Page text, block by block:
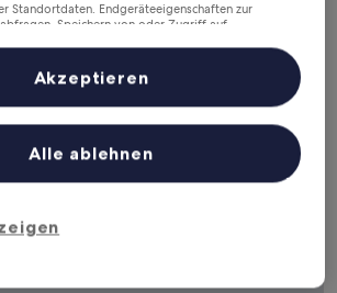
3. Sept.–4. Sept.
Standortdaten. Endgeräteeigenschaften zur
Speichern von oder Zugriff auf
Werbeleistung und der Performance von Inhalten,
sowie Entwicklung und Verbesserung von
(Lieferanten)
Alle ablehnen
Akzeptieren